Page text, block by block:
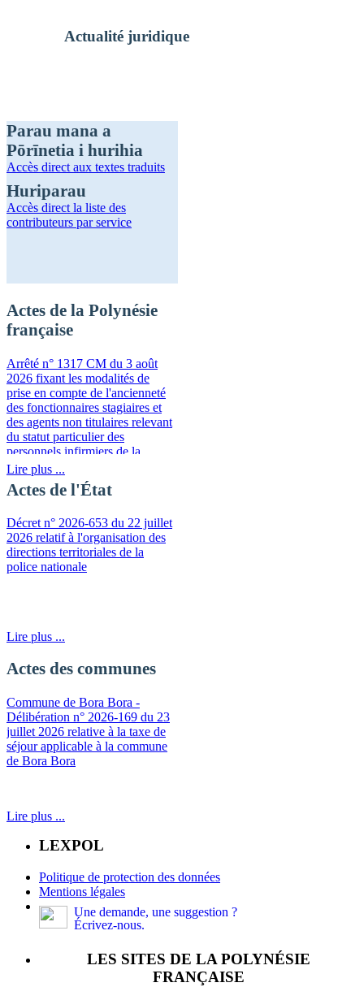
Actualité juridique
Parau mana a
Pōrīnetia i hurihia
Accès direct aux textes traduits
Huriparau
Accès direct la liste des
contributeurs par service
Actes de la Polynésie
française
Arrêté n° 1317 CM du 3 août
2026 fixant les modalités de
prise en compte de l'ancienneté
des fonctionnaires stagiaires et
des agents non titulaires relevant
du statut particulier des
personnels infirmiers de la
fonction publique de la
Polynésie française
Lire plus ...
Actes de l'État
Décret n° 2026-653 du 22 juillet
2026 relatif à l'organisation des
directions territoriales de la
police nationale
Lire plus ...
Actes des communes
Commune de Bora Bora -
Délibération n° 2026-169 du 23
juillet 2026 relative à la taxe de
séjour applicable à la commune
de Bora Bora
Lire plus ...
LEXPOL
Politique de protection des données
Mentions légales
Une demande, une suggestion ?
Écrivez-nous.
LES SITES DE LA POLYNÉSIE
FRANÇAISE